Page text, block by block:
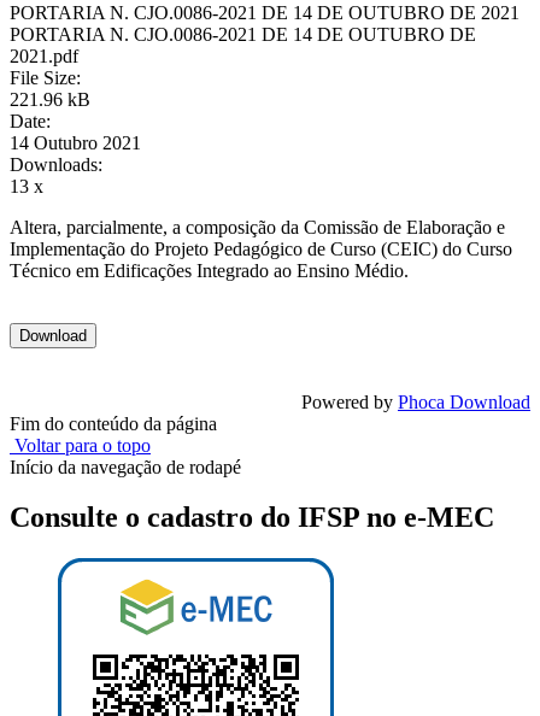
PORTARIA N. CJO.0086-2021 DE 14 DE OUTUBRO DE 2021
PORTARIA N. CJO.0086-2021 DE 14 DE OUTUBRO DE
2021.pdf
File Size:
221.96 kB
Date:
14 Outubro 2021
Downloads:
13 x
Altera, parcialmente, a composição da Comissão de Elaboração e
Implementação do Projeto Pedagógico de Curso (CEIC) do Curso
Técnico em Edificações Integrado ao Ensino Médio.
Powered by Phoca Download
Fim do conteúdo da página
Voltar para o topo
Início da navegação de rodapé
Consulte o cadastro do IFSP no e-MEC